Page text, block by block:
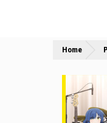
Home